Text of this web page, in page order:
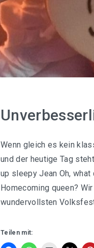
Wenn gleich es kein
und der heutige Tag
up sleepy Jean Oh,
Homecoming queen?
wundervollsten
Teilen mit: